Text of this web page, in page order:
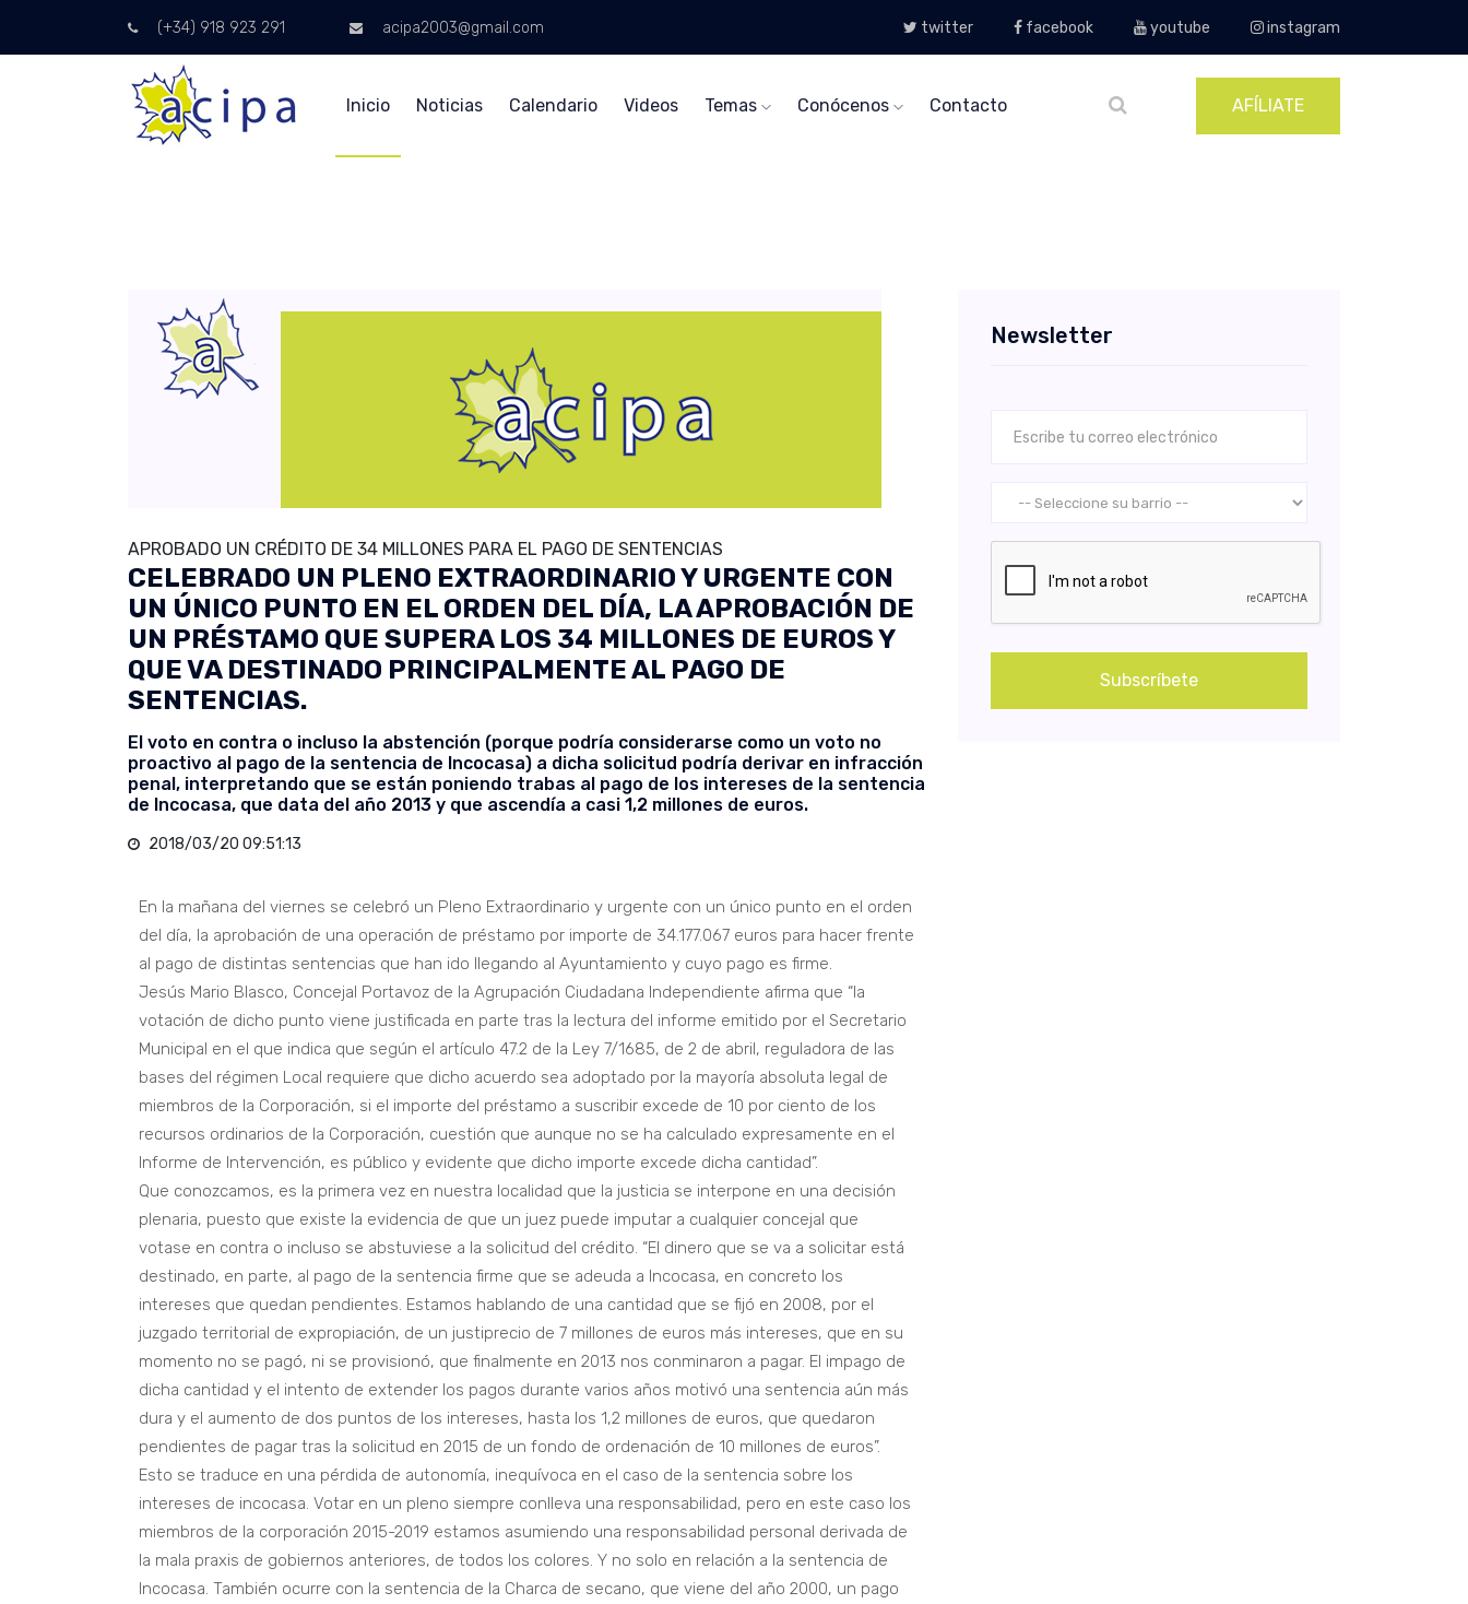
(+34) 918 923 291 acipa2003@gmail.com twitter facebook youtube instagram
Inicio Noticias Calendario Videos Temas Conócenos Contacto AFÍLIATE
APROBADO UN CRÉDITO DE 34 MILLONES PARA EL PAGO DE SENTENCIAS
CELEBRADO UN PLENO EXTRAORDINARIO Y URGENTE CON
UN ÚNICO PUNTO EN EL ORDEN DEL DÍA, LA APROBACIÓN DE
UN PRÉSTAMO QUE SUPERA LOS 34 MILLONES DE EUROS Y
QUE VA DESTINADO PRINCIPALMENTE AL PAGO DE
SENTENCIAS.
El voto en contra o incluso la abstención (porque podría considerarse como un voto no
proactivo al pago de la sentencia de Incocasa) a dicha solicitud podría derivar en infracción
penal, interpretando que se están poniendo trabas al pago de los intereses de la sentencia
de Incocasa, que data del año 2013 y que ascendía a casi 1,2 millones de euros.
2018/03/20 09:51:13
En la mañana del viernes se celebró un Pleno Extraordinario y urgente con un único punto en el orden
del día, la aprobación de una operación de préstamo por importe de 34.177.067 euros para hacer frente
al pago de distintas sentencias que han ido llegando al Ayuntamiento y cuyo pago es firme.
Jesús Mario Blasco, Concejal Portavoz de la Agrupación Ciudadana Independiente afirma que “la
votación de dicho punto viene justificada en parte tras la lectura del informe emitido por el Secretario
Municipal en el que indica que según el artículo 47.2 de la Ley 7/1685, de 2 de abril, reguladora de las
bases del régimen Local requiere que dicho acuerdo sea adoptado por la mayoría absoluta legal de
miembros de la Corporación, si el importe del préstamo a suscribir excede de 10 por ciento de los
recursos ordinarios de la Corporación, cuestión que aunque no se ha calculado expresamente en el
Informe de Intervención, es público y evidente que dicho importe excede dicha cantidad”.
Que conozcamos, es la primera vez en nuestra localidad que la justicia se interpone en una decisión
plenaria, puesto que existe la evidencia de que un juez puede imputar a cualquier concejal que
votase en contra o incluso se abstuviese a la solicitud del crédito. “El dinero que se va a solicitar está
destinado, en parte, al pago de la sentencia firme que se adeuda a Incocasa, en concreto los
intereses que quedan pendientes. Estamos hablando de una cantidad que se fijó en 2008, por el
juzgado territorial de expropiación, de un justiprecio de 7 millones de euros más intereses, que en su
momento no se pagó, ni se provisionó, que finalmente en 2013 nos conminaron a pagar. El impago de
dicha cantidad y el intento de extender los pagos durante varios años motivó una sentencia aún más
dura y el aumento de dos puntos de los intereses, hasta los 1,2 millones de euros, que quedaron
pendientes de pagar tras la solicitud en 2015 de un fondo de ordenación de 10 millones de euros”.
Esto se traduce en una pérdida de autonomía, inequívoca en el caso de la sentencia sobre los
intereses de incocasa. Votar en un pleno siempre conlleva una responsabilidad, pero en este caso los
miembros de la corporación 2015-2019 estamos asumiendo una responsabilidad personal derivada de
la mala praxis de gobiernos anteriores, de todos los colores. Y no solo en relación a la sentencia de
Incocasa. También ocurre con la sentencia de la Charca de secano, que viene del año 2000, un pago
Newsletter
Subscríbete